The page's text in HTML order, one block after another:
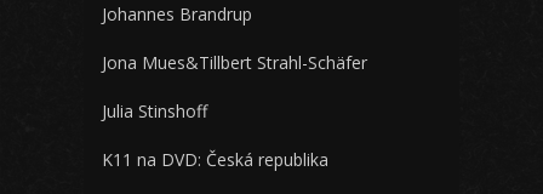
Johannes Brandrup
Jona Mues&Tillbert Strahl-Schäfer
Julia Stinshoff
K11 na DVD: Česká republika